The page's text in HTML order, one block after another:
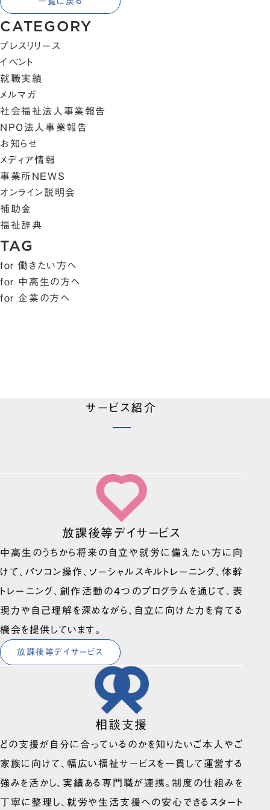
CATEGORY
プレスリリース
イベント
就職実績
メルマガ
社会福祉法人事業報告
NPO法人事業報告
お知らせ
メディア情報
事業所NEWS
オンライン説明会
補助金
福祉辞典
TAG
for 働きたい方へ
for 中高生の方へ
for 企業の方へ
サービス紹介
放課後等デイサービス
中高生のうちから将来の自立や就労に備えたい方に向
けて、パソコン操作、ソーシャルスキルトレーニング、体幹
トレーニング、創作活動の4つのプログラムを通じて、表
現力や自己理解を深めながら、自立に向けた力を育てる
機会を提供しています。
放課後等デイサービス
相談支援
どの支援が自分に合っているのかを知りたいご本人やご
家族に向けて、幅広い福祉サービスを一貫して運営する
強みを活かし、実績ある専門職が連携。制度の仕組みを
丁寧に整理し、就労や生活支援への安心できるスタート